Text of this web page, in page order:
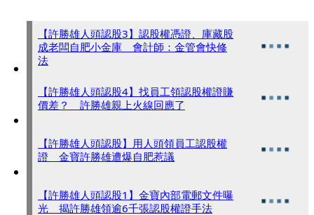
【許勝雄人頭認股3】認股權憑證、庫藏股
成老闆自肥小金庫 會計師：金管會快修
法
【許勝雄人頭認股4】找員工領認股權證賺
價差？ 許勝雄親上火線回應了
【許勝雄人頭認股】用人頭領員工認股權
證 金寶許勝雄遭爆自肥惹議
【許勝雄人頭認股1】金寶內部電郵文件曝
光 揭許勝雄領逾6千張認股權證手法